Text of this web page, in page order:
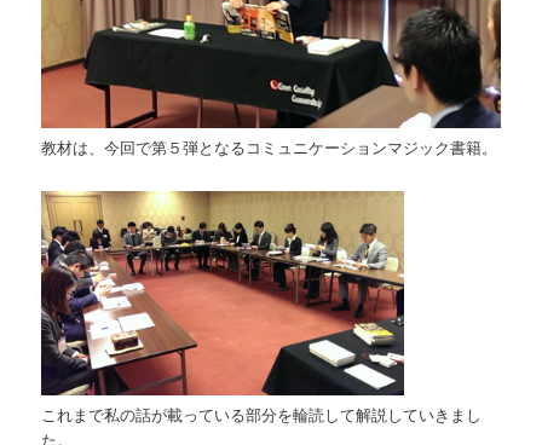
教材は、今回で第５弾となるコミュニケーションマジック書籍。
これまで私の話が載っている部分を輪読して解説していきまし
た。